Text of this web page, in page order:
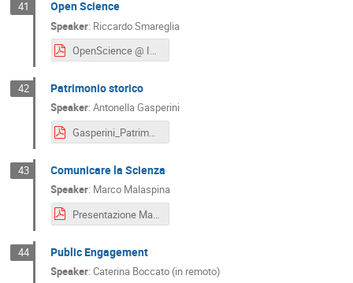
41 Open Science
Speaker: Riccardo Smareglia
OpenScience @ INAF - Napoli 2023.pptx.pdf
42 Patrimonio storico
Speaker:Antonella Gasperini
Gasperini_Patrimonio storico.pdf
43 Comunicare la Scienza
Speaker: Marco Malaspina
Presentazione Malaspina.pdf
44 Public Engagement
Speaker:Caterina Boccato (in remoto)